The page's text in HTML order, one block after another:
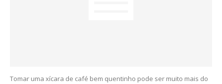
Tomar uma xícara de café bem quentinho pode ser muito mais do